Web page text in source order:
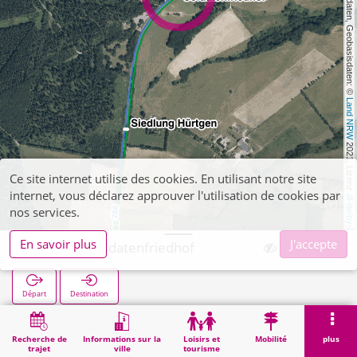
, Kartendaten, Geobasisdaten: ©
Land NRW
2021, Lizenz
dl-de/by-2-0
Recherche de
trajet
Informations sur la
ville
Loisirs et
tourisme
Mobilité plus
Hürtgen Soldatenfriedhof
Départ Destination
Démarrage Hürtgen Soldatenfriedhof
Ce site internet utilise des cookies. En utilisant notre site
internet, vous déclarez approuver l'utilisation de cookies par
nos services.
En savoir plus
J'accepte